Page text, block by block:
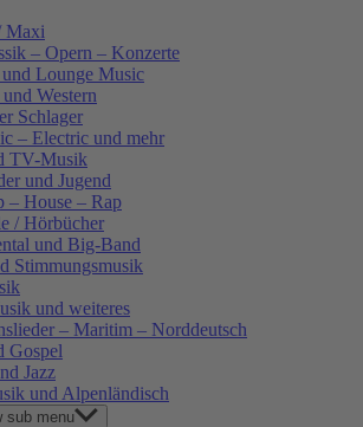
Maxi
– Opern – Konzerte
Lounge Music
Western
Schlager
– Electric und mehr
TV-Musik
und Jugend
– House – Rap
/ Hörbücher
und Big-Band
Stimmungsmusik
und weiteres
– Maritim – Norddeutsch
Gospel
Jazz
und Alpenländisch
sub menu